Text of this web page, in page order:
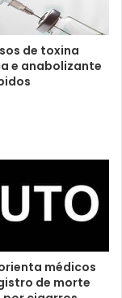
de toxina
e anabolizante
médicos
de morte